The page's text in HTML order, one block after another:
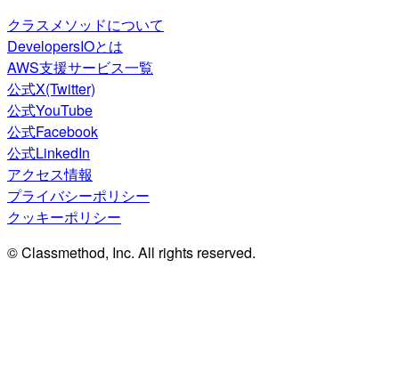
クラスメソッドについて
DevelopersIOとは
AWS支援サービス一覧
公式X(Twitter)
公式YouTube
公式Facebook
公式LinkedIn
アクセス情報
プライバシーポリシー
クッキーポリシー
© Classmethod, Inc. All rights reserved.